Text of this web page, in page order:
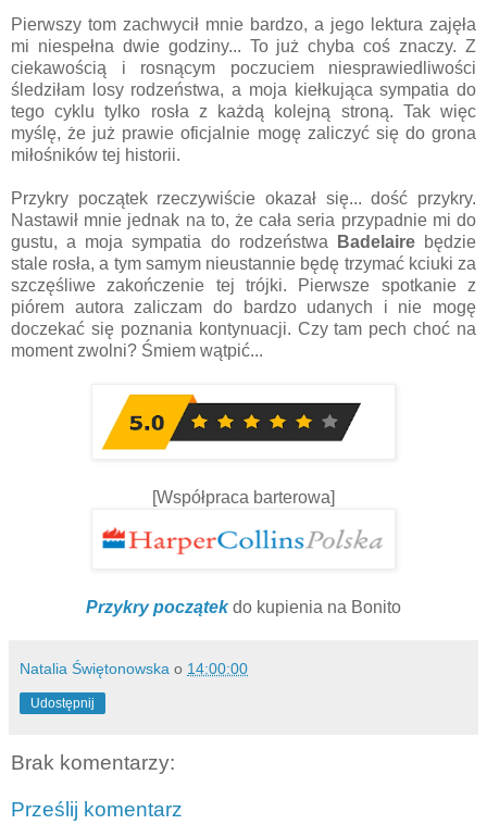
Pierwszy tom zachwycił mnie bardzo, a jego lektura zajęła
mi niespełna dwie godziny... To już chyba coś znaczy. Z
ciekawością i rosnącym poczuciem niesprawiedliwości
śledziłam losy rodzeństwa, a moja kiełkująca sympatia do
tego cyklu tylko rosła z każdą kolejną stroną. Tak więc
myślę, że już prawie oficjalnie mogę zaliczyć się do grona
miłośników tej historii.
Przykry początek rzeczywiście okazał się... dość przykry.
Nastawił mnie jednak na to, że cała seria przypadnie mi do
gustu, a moja sympatia do rodzeństwa
Badelaire będzie
stale rosła, a tym samym nieustannie będę trzymać kciuki za
szczęśliwe zakończenie tej trójki. Pierwsze spotkanie z
piórem autora zaliczam do bardzo udanych i nie mogę
doczekać się poznania kontynuacji. Czy tam pech choć na
moment zwolni? Śmiem wątpić...
[Współpraca barterowa]
Przykry początekdo kupienia na Bonito
Natalia Świętonowska o 14:00:00
Udostępnij
Brak komentarzy:
Prześlij komentarz